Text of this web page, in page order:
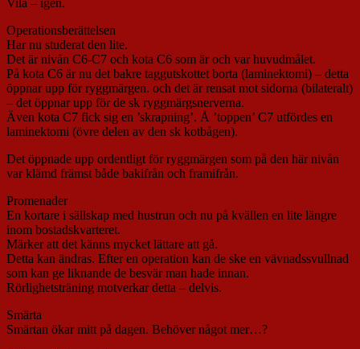
Vila – igen.
Operationsberättelsen
Har nu studerat den lite.
Det är nivån C6-C7 och kota C6 som är och var huvudmålet.
På kota C6 är nu det bakre taggutskottet borta (laminektomi) – detta
öppnar upp för ryggmärgen. och det är rensat mot sidorna (bilateralt)
– det öppnar upp för de sk ryggmärgsnerverna.
Även kota C7 fick sig en ’skrapning’. Å ’toppen’ C7 utfördes en
laminektomi (övre delen av den sk kotbågen).
Det öppnade upp ordentligt för ryggmärgen som på den här nivån
var klämd främst både bakifrån och framifrån.
Promenader
En kortare i sällskap med hustrun och nu på kvällen en lite längre
inom bostadskvarteret.
Märker att det känns mycket lättare att gå.
Detta kan ändras. Efter en operation kan de ske en vävnadssvullnad
som kan ge liknande de besvär man hade innan.
Rörlighetsträning motverkar detta – delvis.
Smärta
Smärtan ökar mitt på dagen. Behöver något mer…?